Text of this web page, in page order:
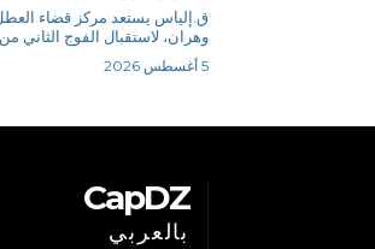
ق.إلياس يستعد مركز قضاء
وهران، لاستقبال الفوج الثاني من
5 أغسطس 2026
CapDZ
بالعربي